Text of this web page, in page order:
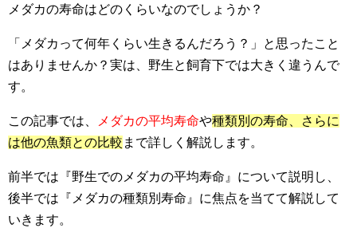
メダカの寿命はどのくらいなのでしょうか？
「メダカって何年くらい生きるんだろう？」と思ったこと
はありませんか？実は、野生と飼育下では大きく違うんで
す。
この記事では、 メダカの平均寿命や種類別の寿命、さらに
は他の魚類との比較 まで詳しく解説します。
前半では『野生でのメダカの平均寿命』について説明し、
後半では『メダカの種類別寿命』に焦点を当てて解説して
いきます。